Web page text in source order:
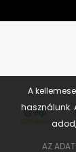
A
használunk.
AZ